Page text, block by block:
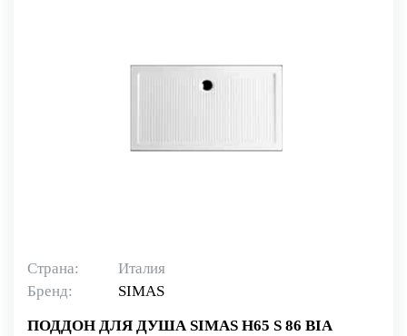
Страна:
Италия
Бренд:
SIMAS
ПОДДОН ДЛЯ ДУША SIMAS H65 S 86 BIA